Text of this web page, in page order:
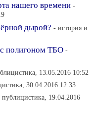
нашего времени -
дырой? - история и
полигоном ТБО -
13.05.2016 10:52
30.04.2016 12:33
публицистика, 19.04.2016